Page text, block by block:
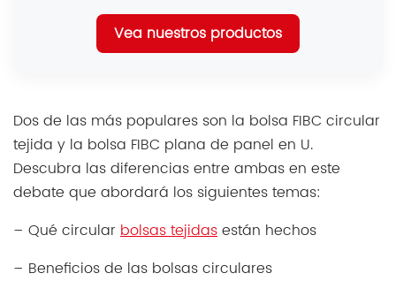
Vea nuestros productos
Dos de las más populares son la bolsa FIBC circular
tejida y la bolsa FIBC plana de panel en U.
Descubra las diferencias entre ambas en este
debate que abordará los siguientes temas:
– Qué circular bolsas tejidasestán hechos
– Beneficios de las bolsas circulares